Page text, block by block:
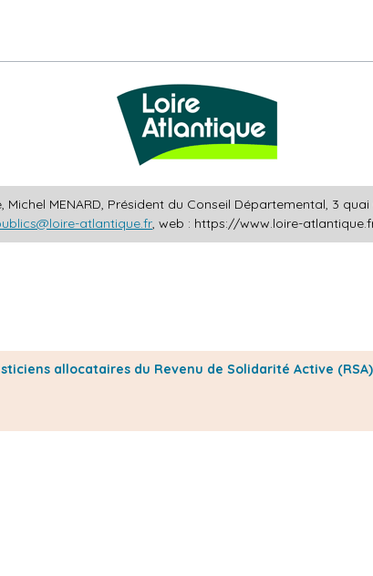
MENARD, Président du Conseil Départemental, 3 quai
atlantique.fr, web : https://www.loire-
allocataires du Revenu de Solidarité Active (RSA)